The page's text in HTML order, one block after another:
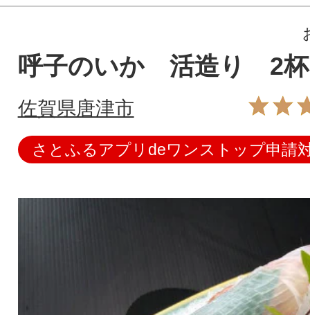
呼子のいか 活造り 2杯
佐賀県唐津市
さとふるアプリdeワンストップ申請